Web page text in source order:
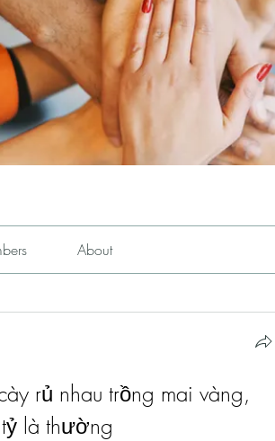
About
rủ nhau trồng mai vàng,
tỷ là thường